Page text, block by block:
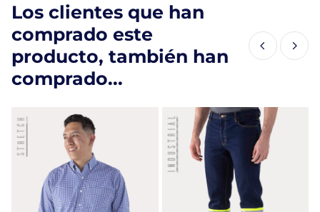
Los clientes que han
comprado este
producto, también han
comprado...